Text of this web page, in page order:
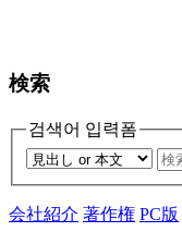
検索
검색어 입력폼
会社紹介 著作権 PC版